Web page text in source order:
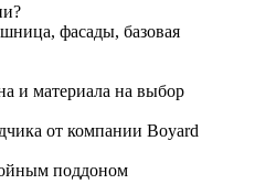
фасады, базовая
и материала на выбор
от компании Boyard
поддоном